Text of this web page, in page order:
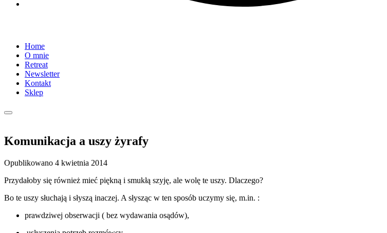
Home
O mnie
Retreat
Newsletter
Kontakt
Sklep
Komunikacja a uszy żyrafy
Opublikowano 4 kwietnia 2014
Przydałoby się również mieć piękną i smukłą szyję, ale wolę te uszy. Dlaczego?
Bo te uszy słuchają i słyszą inaczej. A słysząc w ten sposób uczymy się, m.in. :
prawdziwej obserwacji ( bez wydawania osądów),